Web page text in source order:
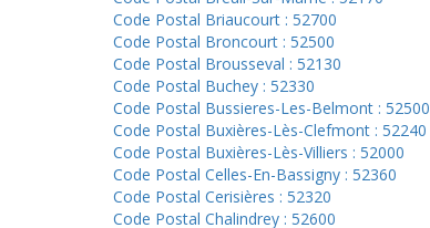
Code Postal Briaucourt : 52700
Code Postal Broncourt : 52500
Code Postal Brousseval : 52130
Code Postal Buchey : 52330
Code Postal Bussieres-Les-Belmont : 52500
Code Postal Buxières-Lès-Clefmont : 52240
Code Postal Buxières-Lès-Villiers : 52000
Code Postal Celles-En-Bassigny : 52360
Code Postal Cerisières : 52320
Code Postal Chalindrey : 52600